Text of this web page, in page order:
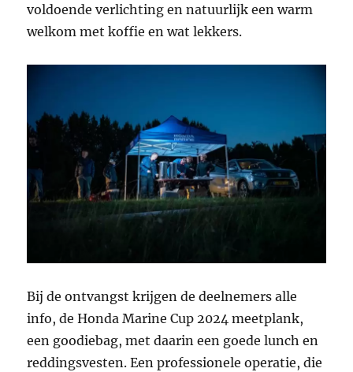
voldoende verlichting en natuurlijk een warm
welkom met koffie en wat lekkers.
Bij de ontvangst krijgen de deelnemers alle
info, de Honda Marine Cup 2024 meetplank,
een goodiebag, met daarin een goede lunch en
reddingsvesten. Een professionele operatie, die